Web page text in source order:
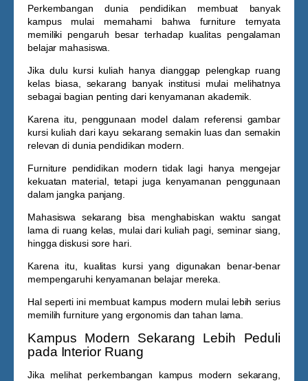
Perkembangan dunia pendidikan membuat banyak
kampus mulai memahami bahwa furniture ternyata
memiliki pengaruh besar terhadap kualitas pengalaman
belajar mahasiswa.
Jika dulu kursi kuliah hanya dianggap pelengkap ruang
kelas biasa, sekarang banyak institusi mulai melihatnya
sebagai bagian penting dari kenyamanan akademik.
Karena itu, penggunaan model dalam referensi gambar
kursi kuliah dari kayu sekarang semakin luas dan semakin
relevan di dunia pendidikan modern.
Furniture pendidikan modern tidak lagi hanya mengejar
kekuatan material, tetapi juga kenyamanan penggunaan
dalam jangka panjang.
Mahasiswa sekarang bisa menghabiskan waktu sangat
lama di ruang kelas, mulai dari kuliah pagi, seminar siang,
hingga diskusi sore hari.
Karena itu, kualitas kursi yang digunakan benar-benar
mempengaruhi kenyamanan belajar mereka.
Hal seperti ini membuat kampus modern mulai lebih serius
memilih furniture yang ergonomis dan tahan lama.
Kampus Modern Sekarang Lebih Peduli
pada Interior Ruang
Jika melihat perkembangan kampus modern sekarang,